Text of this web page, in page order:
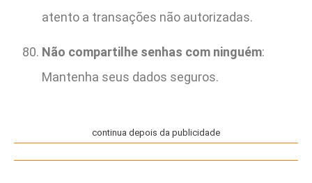
atento a transações não autorizadas.
Não compartilhe senhas com ninguém:
Mantenha seus dados seguros.
continua depois da publicidade